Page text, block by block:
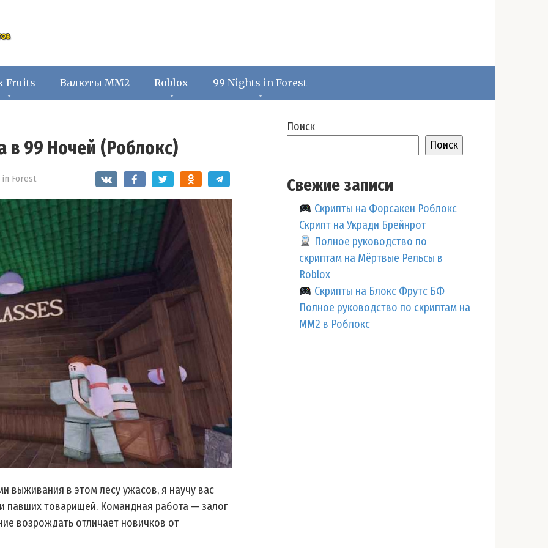
Fruits Валюты ММ2 Roblox 99 Nights in Forest
в 99 Ночей (Роблокс)
Forest
выживания в этом лесу ужасов, я научу вас
павших товарищей. Командная работа — залог
возрождать отличает новичков от
Поиск
Поиск
Свежие записи
Скрипты на Форсакен Роблокс
Скрипт на Укради Брейнрот
Полное руководство по
скриптам на Мёртвые Рельсы в
Roblox
Скрипты на Блокс Фрутс БФ
Полное руководство по скриптам на
ММ2 в Роблокс